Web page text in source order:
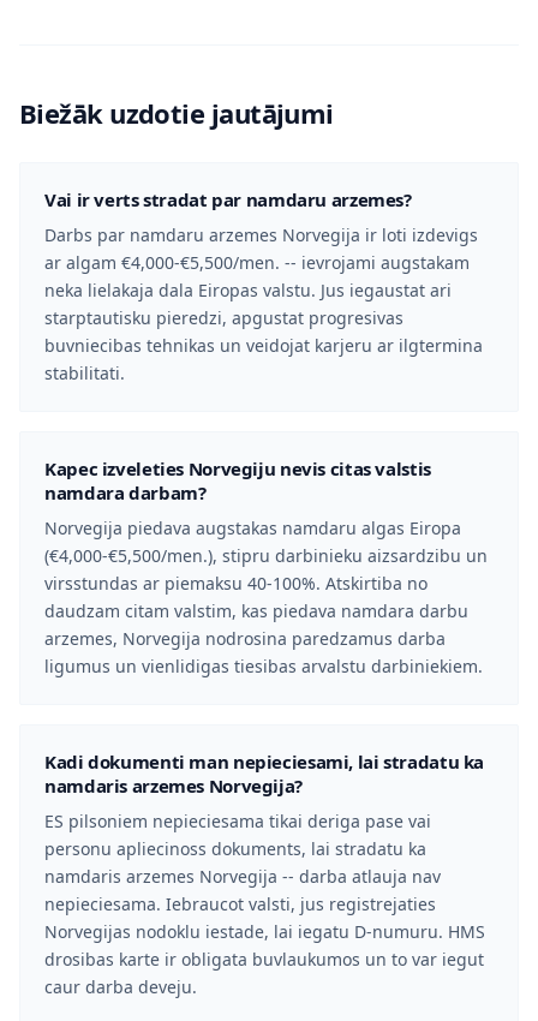
Biežāk uzdotie jautājumi
Vai ir verts stradat par namdaru arzemes?
Darbs par namdaru arzemes Norvegija ir loti izdevigs
ar algam €4,000-€5,500/men. -- ievrojami augstakam
neka lielakaja dala Eiropas valstu. Jus iegaustat ari
starptautisku pieredzi, apgustat progresivas
buvniecibas tehnikas un veidojat karjeru ar ilgtermina
stabilitati.
Kapec izveleties Norvegiju nevis citas valstis
namdara darbam?
Norvegija piedava augstakas namdaru algas Eiropa
(€4,000-€5,500/men.), stipru darbinieku aizsardzibu un
virsstundas ar piemaksu 40-100%. Atskirtiba no
daudzam citam valstim, kas piedava namdara darbu
arzemes, Norvegija nodrosina paredzamus darba
ligumus un vienlidigas tiesibas arvalstu darbiniekiem.
Kadi dokumenti man nepieciesami, lai stradatu ka
namdaris arzemes Norvegija?
ES pilsoniem nepieciesama tikai deriga pase vai
personu apliecinoss dokuments, lai stradatu ka
namdaris arzemes Norvegija -- darba atlauja nav
nepieciesama. Iebraucot valsti, jus registrejaties
Norvegijas nodoklu iestade, lai iegatu D-numuru. HMS
drosibas karte ir obligata buvlaukumos un to var iegut
caur darba deveju.